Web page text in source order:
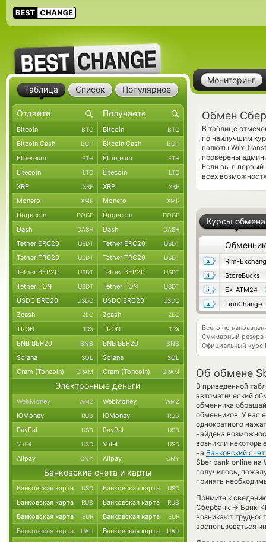
Мониторинг
Обмен
В таблице
по наилучшим
валюты Wire
проверены
Если вы в первый
всех
Курсы обмена
Обменник
Rim-
StoreBucks
Ex-ATM24
LionChange
Всего по
Суммарный резерв
Официальный курс
Об обмене
В приведенной
автоматический
обменника
обменников. У вас
однократного
найдена
возникли
на Банковский счет
Sber bank online на
получилось,
принять
Примите к
Сбербанк → Банк-
возникают
воспользоваться
Таблица Список Популярное
Bitcoin BTC Bitcoin BTC
Bitcoin Cash BCH Bitcoin Cash BCH
Ethereum ETH Ethereum ETH
Litecoin LTC Litecoin LTC
XRP XRP XRP XRP
Monero XMR Monero XMR
Dogecoin DOGE Dogecoin DOGE
Dash DASH Dash DASH
Tether ERC20 USDT Tether ERC20 USDT
Tether TRC20 USDT Tether TRC20 USDT
Tether BEP20 USDT Tether BEP20 USDT
Tether TON USDT Tether TON USDT
USDC ERC20 USDC USDC ERC20 USDC
Zcash ZEC Zcash ZEC
TRON TRX TRON TRX
BNB BEP20 BNB BNB BEP20 BNB
Solana SOL Solana SOL
Gram (Toncoin) GRAM Gram (Toncoin) GRAM
Электронные деньги
WebMoney WMZ WebMoney WMZ
ЮMoney RUB ЮMoney RUB
PayPal USD PayPal USD
Volet USD Volet USD
Alipay CNY Alipay CNY
Банковские счета и карты
Банковская карта USD Банковская карта USD
Банковская карта RUB Банковская карта RUB
Банковская карта EUR Банковская карта EUR
Банковская карта UAH Банковская карта UAH